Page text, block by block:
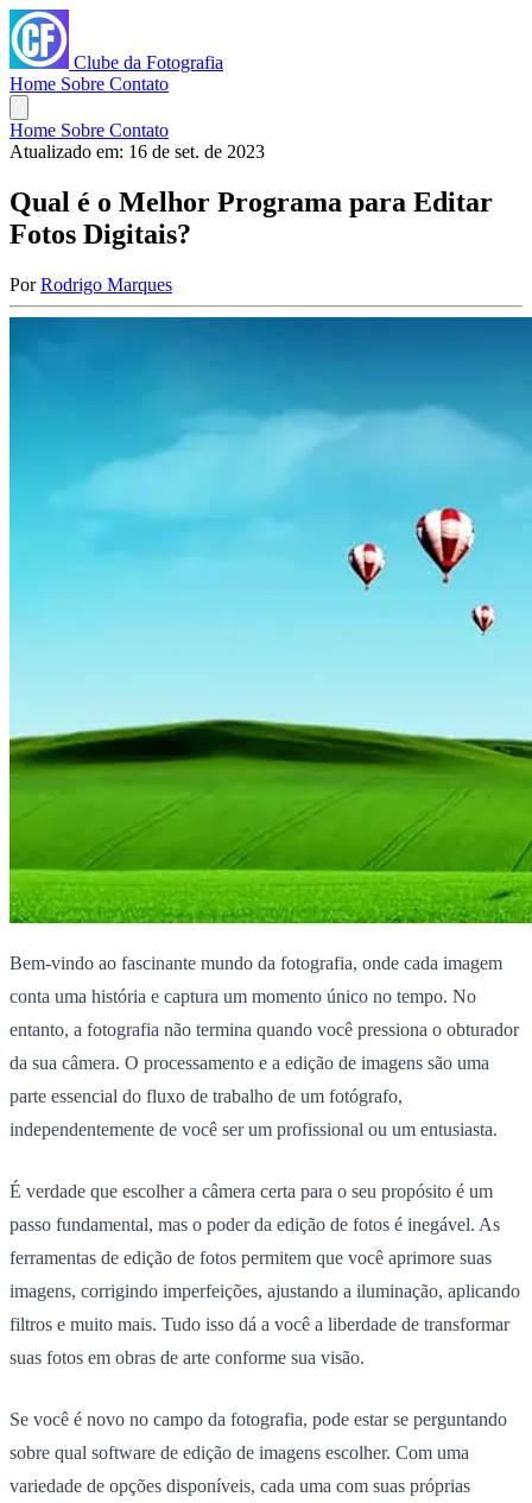
Clube da Fotografia
Home Sobre Contato
Home Sobre Contato
Atualizado em: 16 de set. de 2023
Qual é o Melhor Programa para Editar
Fotos Digitais?
Por Rodrigo Marques
Bem-vindo ao fascinante mundo da fotografia, onde cada imagem
conta uma história e captura um momento único no tempo. No
entanto, a fotografia não termina quando você pressiona o obturador
da sua câmera. O processamento e a edição de imagens são uma
parte essencial do fluxo de trabalho de um fotógrafo,
independentemente de você ser um profissional ou um entusiasta.
É verdade que escolher a câmera certa para o seu propósito é um
passo fundamental, mas o poder da edição de fotos é inegável. As
ferramentas de edição de fotos permitem que você aprimore suas
imagens, corrigindo imperfeições, ajustando a iluminação, aplicando
filtros e muito mais. Tudo isso dá a você a liberdade de transformar
suas fotos em obras de arte conforme sua visão.
Se você é novo no campo da fotografia, pode estar se perguntando
sobre qual software de edição de imagens escolher. Com uma
variedade de opções disponíveis, cada uma com suas próprias